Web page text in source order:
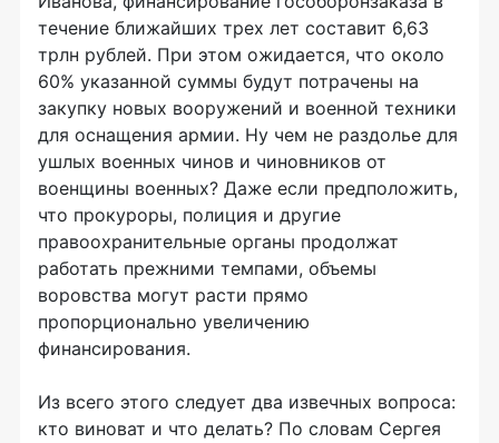
течение ближайших трех лет составит 6,63
трлн рублей. При этом ожидается, что около
60% указанной суммы будут потрачены на
закупку новых вооружений и военной техники
для оснащения армии. Ну чем не раздолье для
ушлых военных чинов и чиновников от
военщины военных? Даже если предположить,
что прокуроры, полиция и другие
правоохранительные органы продолжат
работать прежними темпами, объемы
воровства могут расти прямо
пропорционально увеличению
финансирования.
Из всего этого следует два извечных вопроса:
кто виноват и что делать? По словам Сергея